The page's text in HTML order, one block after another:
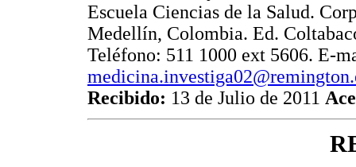
Escuela Ciencias de la Salud.
Medellín, Colombia. Ed.
Teléfono: 511 1000 ext 5606. E-
Recibido: 13 de Julio de 2011